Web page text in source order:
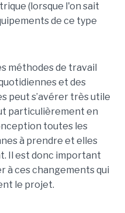
(lorsque l'on sait
de ce type
méthodes de travail
et des
peut s’avérer très utile
particulièrement en
toutes les
à prendre et elles
Il est donc important
à ces changements qui
le projet.